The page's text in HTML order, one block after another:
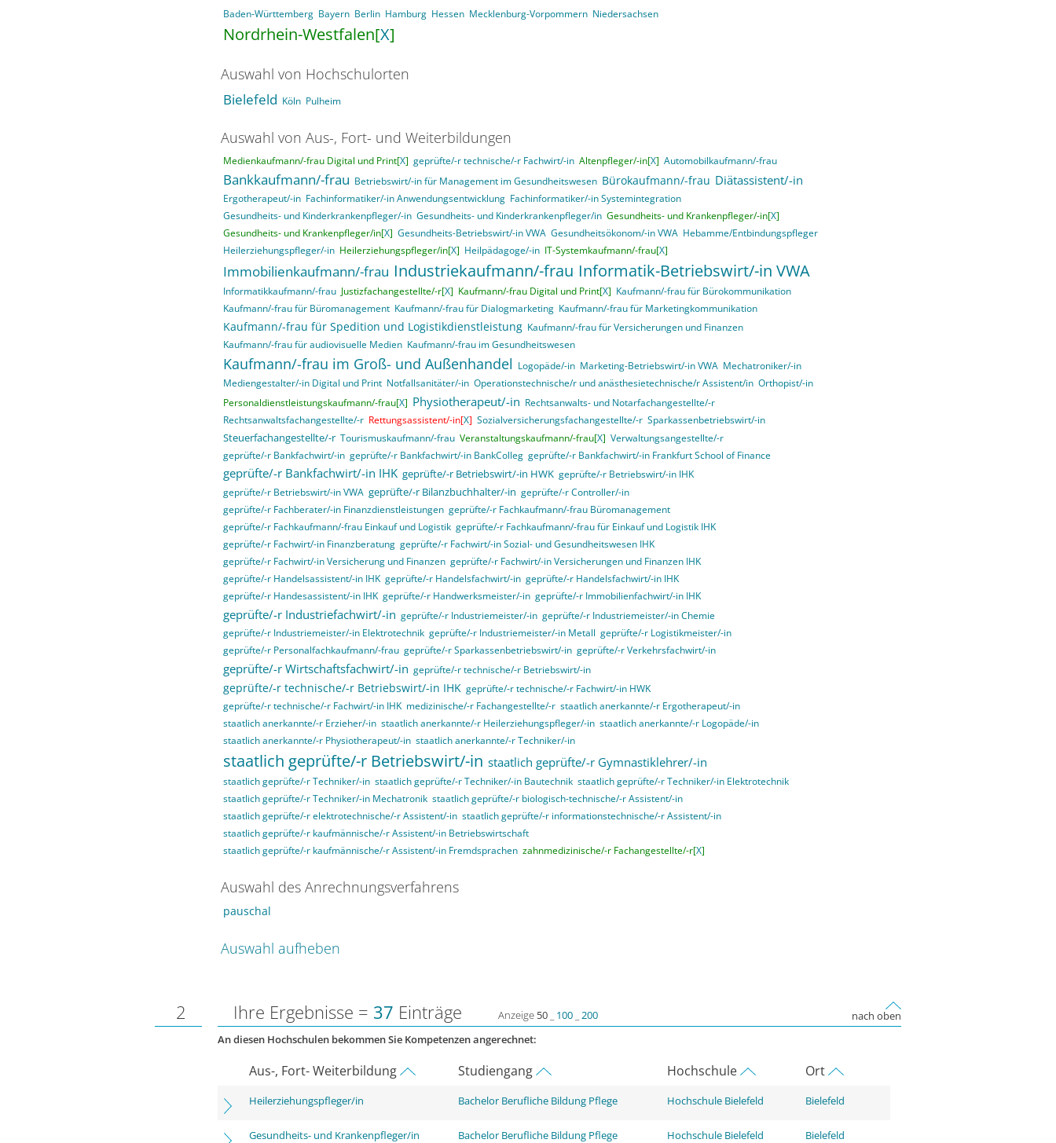
Baden-Württemberg Bayern Berlin Hamburg Hessen Mecklenburg-Vorpommern Niedersachsen
Nordrhein-Westfalen[X]
Auswahl von Hochschulorten
Bielefeld Köln Pulheim
Auswahl von Aus-, Fort- und Weiterbildungen
Medienkaufmann/-frau Digital und Print[X] geprüfte/-r technische/-r Fachwirt/-in Altenpfleger/-in[X] Automobilkaufmann/-frau
Bankkaufmann/-frau Betriebswirt/-in für Management im Gesundheitswesen Bürokaufmann/-frau Diätassistent/-in
Ergotherapeut/-in Fachinformatiker/-in Anwendungsentwicklung Fachinformatiker/-in Systemintegration
Gesundheits- und Kinderkrankenpfleger/-in Gesundheits- und Kinderkrankenpfleger/in Gesundheits- und Krankenpfleger/-in[X]
Gesundheits- und Krankenpfleger/in[X] Gesundheits-Betriebswirt/-in VWA Gesundheitsökonom/-in VWA Hebamme/Entbindungspfleger
Heilerziehungspfleger/-in Heilerziehungspfleger/in[X] Heilpädagoge/-in IT-Systemkaufmann/-frau[X]
Immobilienkaufmann/-frau Industriekaufmann/-frau Informatik-Betriebswirt/-in VWA
Informatikkaufmann/-frau Justizfachangestellte/-r[X] Kaufmann/-frau Digital und Print[X] Kaufmann/-frau für Bürokommunikation
Kaufmann/-frau für Büromanagement Kaufmann/-frau für Dialogmarketing Kaufmann/-frau für Marketingkommunikation
Kaufmann/-frau für Spedition und Logistikdienstleistung Kaufmann/-frau für Versicherungen und Finanzen
Kaufmann/-frau für audiovisuelle Medien Kaufmann/-frau im Gesundheitswesen
Kaufmann/-frau im Groß- und Außenhandel Logopäde/-in Marketing-Betriebswirt/-in VWA Mechatroniker/-in
Mediengestalter/-in Digital und Print Notfallsanitäter/-in Operationstechnische/r und anästhesietechnische/r Assistent/in Orthopist/-in
Personaldienstleistungskaufmann/-frau[X] Physiotherapeut/-in Rechtsanwalts- und Notarfachangestellte/-r
Rechtsanwaltsfachangestellte/-r Rettungsassistent/-in[X] Sozialversicherungsfachangestellte/-r Sparkassenbetriebswirt/-in
Steuerfachangestellte/-r Tourismuskaufmann/-frau Veranstaltungskaufmann/-frau[X] Verwaltungsangestellte/-r
geprüfte/-r Bankfachwirt/-in geprüfte/-r Bankfachwirt/-in BankColleg geprüfte/-r Bankfachwirt/-in Frankfurt School of Finance
geprüfte/-r Bankfachwirt/-in IHK geprüfte/-r Betriebswirt/-in HWK geprüfte/-r Betriebswirt/-in IHK
geprüfte/-r Betriebswirt/-in VWA geprüfte/-r Bilanzbuchhalter/-in geprüfte/-r Controller/-in
geprüfte/-r Fachberater/-in Finanzdienstleistungen geprüfte/-r Fachkaufmann/-frau Büromanagement
geprüfte/-r Fachkaufmann/-frau Einkauf und Logistik geprüfte/-r Fachkaufmann/-frau für Einkauf und Logistik IHK
geprüfte/-r Fachwirt/-in Finanzberatung geprüfte/-r Fachwirt/-in Sozial- und Gesundheitswesen IHK
geprüfte/-r Fachwirt/-in Versicherung und Finanzen geprüfte/-r Fachwirt/-in Versicherungen und Finanzen IHK
geprüfte/-r Handelsassistent/-in IHK geprüfte/-r Handelsfachwirt/-in geprüfte/-r Handelsfachwirt/-in IHK
geprüfte/-r Handesassistent/-in IHK geprüfte/-r Handwerksmeister/-in geprüfte/-r Immobilienfachwirt/-in IHK
geprüfte/-r Industriefachwirt/-in geprüfte/-r Industriemeister/-in geprüfte/-r Industriemeister/-in Chemie
geprüfte/-r Industriemeister/-in Elektrotechnik geprüfte/-r Industriemeister/-in Metall geprüfte/-r Logistikmeister/-in
geprüfte/-r Personalfachkaufmann/-frau geprüfte/-r Sparkassenbetriebswirt/-in geprüfte/-r Verkehrsfachwirt/-in
geprüfte/-r Wirtschaftsfachwirt/-in geprüfte/-r technische/-r Betriebswirt/-in
geprüfte/-r technische/-r Betriebswirt/-in IHK geprüfte/-r technische/-r Fachwirt/-in HWK
geprüfte/-r technische/-r Fachwirt/-in IHK medizinische/-r Fachangestellte/-r staatlich anerkannte/-r Ergotherapeut/-in
staatlich anerkannte/-r Erzieher/-in staatlich anerkannte/-r Heilerziehungspfleger/-in staatlich anerkannte/-r Logopäde/-in
staatlich anerkannte/-r Physiotherapeut/-in staatlich anerkannte/-r Techniker/-in
staatlich geprüfte/-r Betriebswirt/-in staatlich geprüfte/-r Gymnastiklehrer/-in
staatlich geprüfte/-r Techniker/-in staatlich geprüfte/-r Techniker/-in Bautechnik staatlich geprüfte/-r Techniker/-in Elektrotechnik
staatlich geprüfte/-r Techniker/-in Mechatronik staatlich geprüfte/-r biologisch-technische/-r Assistent/-in
staatlich geprüfte/-r elektrotechnische/-r Assistent/-in staatlich geprüfte/-r informationstechnische/-r Assistent/-in
staatlich geprüfte/-r kaufmännische/-r Assistent/-in Betriebswirtschaft
staatlich geprüfte/-r kaufmännische/-r Assistent/-in Fremdsprachen zahnmedizinische/-r Fachangestellte/-r[X]
Auswahl des Anrechnungsverfahrens
pauschal
Auswahl aufheben
2 Ihre Ergebnisse = 37 Einträge Anzeige 50 100 200
nach oben
An diesen Hochschulen bekommen Sie Kompetenzen angerechnet:
Aus-, Fort- Weiterbildung Studiengang Hochschule Ort
Heilerziehungspfleger/in Bachelor Berufliche Bildung Pflege Hochschule Bielefeld Bielefeld
Gesundheits- und Krankenpfleger/in Bachelor Berufliche Bildung Pflege Hochschule Bielefeld Bielefeld